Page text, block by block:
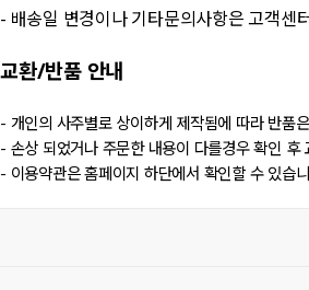
- 배송일 변경이나 기타문의사항은 고객센
교환/반품안내
- 개인의 사주별로 상이하게 제작됨에 따라 반품
- 손상 되었거나 주문한 내용이 다를경우 확인 후
- 이용약관은 홈페이지 하단에서 확인할 수 있습